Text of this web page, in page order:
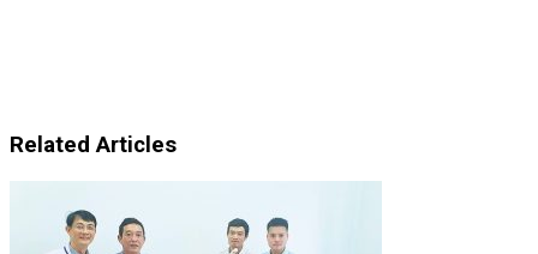
Related Articles